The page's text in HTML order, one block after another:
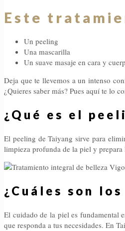
Este
Un peeling
Una mascarilla
Un suave masaje en cara y
Deja que te llevemos a un intenso
¿Quieres saber más? Pues aquí te lo
¿Qué es el
El peeling de Taiyang sirve para
limpieza profunda de la piel y
¿Cuáles son
El cuidado de la piel es fundamental
que responda a tus necesidades. En